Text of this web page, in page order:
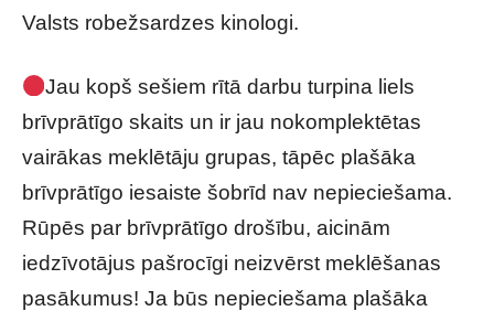
Valsts robežsardzes kinologi.
Jau kopš sešiem rītā darbu turpina liels
brīvprātīgo skaits un ir jau nokomplektētas
vairākas meklētāju grupas, tāpēc plašāka
brīvprātīgo iesaiste šobrīd nav nepieciešama.
Rūpēs par brīvprātīgo drošību, aicinām
iedzīvotājus pašrocīgi neizvērst meklēšanas
pasākumus! Ja būs nepieciešama plašāka